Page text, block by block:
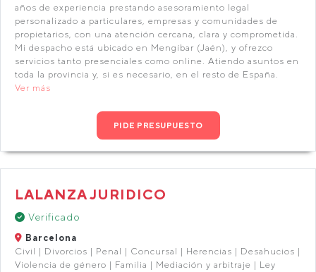
años de experiencia prestando asesoramiento legal
personalizado a particulares, empresas y comunidades de
propietarios, con una atención cercana, clara y comprometida.
Mi despacho está ubicado en Mengíbar (Jaén), y ofrezco
servicios tanto presenciales como online. Atiendo asuntos en
toda la provincia y, si es necesario, en el resto de España.
Ver más
PIDE PRESUPUESTO
LALANZA JURIDICO
Verificado
Barcelona
Civil | Divorcios | Penal | Concursal | Herencias | Desahucios |
Violencia de género | Familia | Mediación y arbitraje | Ley